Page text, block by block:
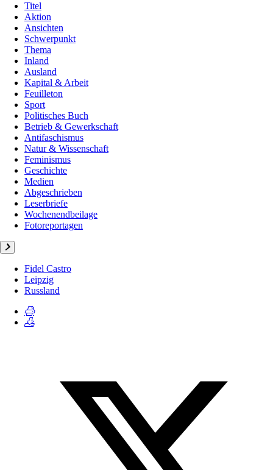
Titel
Aktion
Ansichten
Schwerpunkt
Thema
Inland
Ausland
Kapital & Arbeit
Feuilleton
Sport
Politisches Buch
Betrieb & Gewerkschaft
Antifaschismus
Natur & Wissenschaft
Feminismus
Geschichte
Medien
Abgeschrieben
Leserbriefe
Wochenendbeilage
Fotoreportagen
Fidel Castro
Leipzig
Russland